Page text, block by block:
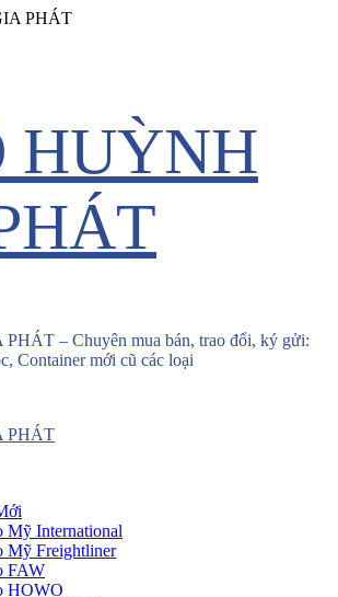
HUỲNH
– Chuyên mua bán, trao đổi, ký gửi:
Container mới cũ các loại
PHÁT
Mỹ International
Mỹ Freightliner
FAW
HOWO